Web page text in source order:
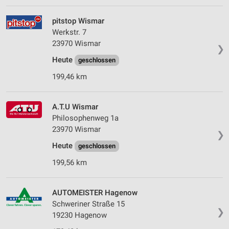
❯
pitstop Wismar
Werkstr. 7
23970 Wismar
Heute
geschlossen
199,46 km
❯
A.T.U Wismar
Philosophenweg 1a
23970 Wismar
Heute
geschlossen
199,56 km
❯
AUTOMEISTER Hagenow
Schweriner Straße 15
19230 Hagenow
Erstellung von Profilen zur Personalisierung
von Inhalten
Verwendung von Profilen zur Auswahl
personalisierter Inhalte
Messung der Performance von Inhalten
Analyse von Zielgruppen durch Statistiken oder
Entwicklung und Verbesserung der Angebote
Verwendung reduzierter Daten zur Auswahl von
Inhalten
IAB-Besonderheiten: